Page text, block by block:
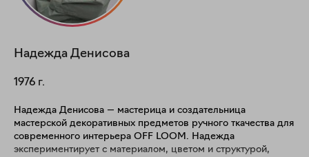
Надежда Денисова
1976 г.
Надежда Денисова — мастерица и создательница
мастерской декоративных предметов ручного ткачества для
современного интерьера OFF LOOM. Надежда
экспериментирует с материалом, цветом и структурой,